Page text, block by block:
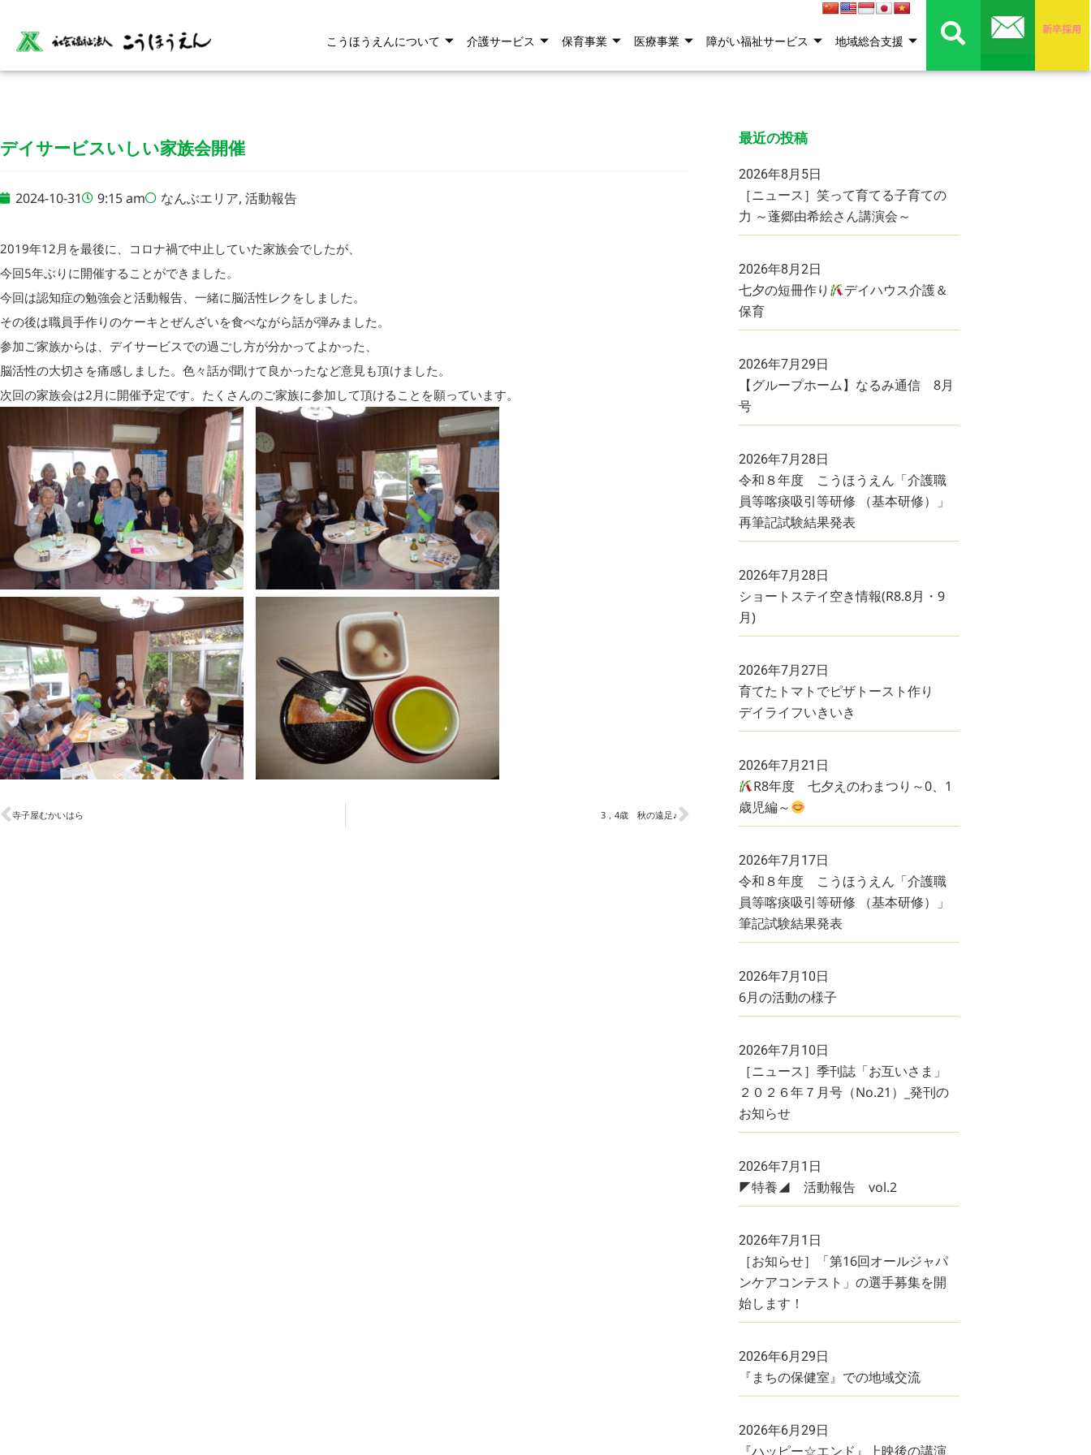
こうほうえんについて 介護サービス 保育事業 医療事業 障がい福祉サービス 地域総合支援
デイサービスいしい家族会開催
2024-10-31 9:15 am なんぶエリア, 活動報告
2019年12月を最後に、コロナ禍で中止していた家族会でしたが、
今回5年ぶりに開催することができました。
今回は認知症の勉強会と活動報告、一緒に脳活性レクをしました。
その後は職員手作りのケーキとぜんざいを食べながら話が弾みました。
参加ご家族からは、デイサービスでの過ごし方が分かってよかった、
脳活性の大切さを痛感しました。色々話が聞けて良かったなど意見も頂けました。
次回の家族会は2月に開催予定です。たくさんのご家族に参加して頂けることを願っています。
寺子屋むかいはら 3，4歳 秋の遠足♪
最近の投稿
2026年8月5日
［ニュース］笑って育てる子育ての
力 ～蓬郷由希絵さん講演会～
2026年8月2日
七夕の短冊作り
デイハウス介護＆
保育
2026年7月29日
【グループホーム】なるみ通信 8月
号
2026年7月28日
令和８年度 こうほうえん「介護職
員等喀痰吸引等研修 （基本研修）」
再筆記試験結果発表
2026年7月28日
ショートステイ空き情報(R8.8月・9
月)
2026年7月27日
育てたトマトでピザトースト作り
デイライフいきいき
2026年7月21日
R8年度 七夕えのわまつり～0、1
歳児編～
2026年7月17日
令和８年度 こうほうえん「介護職
員等喀痰吸引等研修 （基本研修）」
筆記試験結果発表
2026年7月10日
6月の活動の様子
2026年7月10日
［ニュース］季刊誌「お互いさま」
２０２６年７月号（No.21）_発刊の
お知らせ
2026年7月1日
◤特養◢ 活動報告 vol.2
2026年7月1日
［お知らせ］「第16回オールジャパ
ンケアコンテスト」の選手募集を開
始します！
2026年6月29日
『まちの保健室』での地域交流
2026年6月29日
『ハッピー☆エンド』上映後の講演